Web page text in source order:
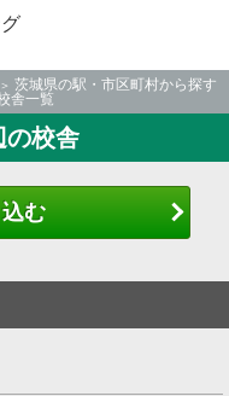
茨城県の駅・市区町村から探す
舎一覧
の校舎
む